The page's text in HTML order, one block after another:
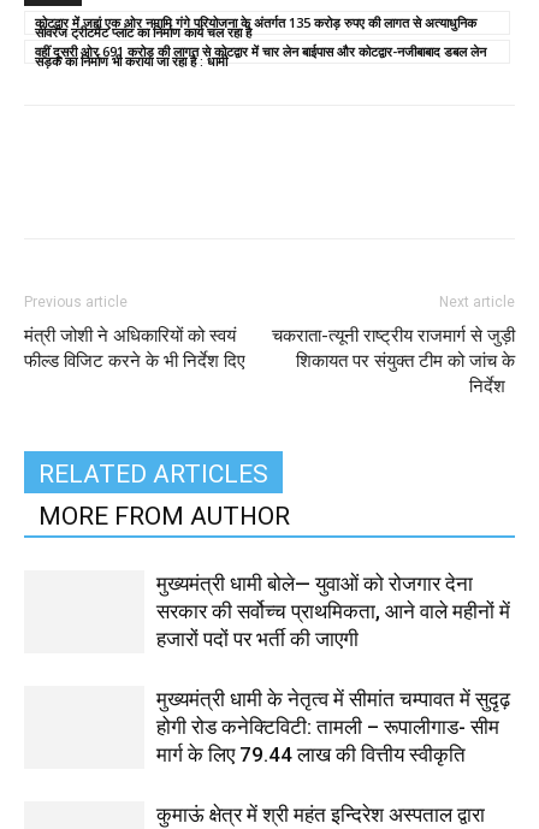
कोटद्वार में जहां एक ओर नमामि गंगे परियोजना के अंतर्गत 135 करोड़ रुपए की लागत से अत्याधुनिक
सीवरेज ट्रीटमेंट प्लांट का निर्माण कार्य चल रहा है
वहीं दूसरी ओर 691 करोड़ की लागत से कोटद्वार में चार लेन बाईपास और कोटद्वार-नजीबाबाद डबल लेन
सड़क का निर्माण भी कराया जा रहा है : धामी
Previous article
मंत्री जोशी ने अधिकारियों को स्वयं
फील्ड विजिट करने के भी निर्देश दिए
Next article
चकराता-त्यूनी राष्ट्रीय राजमार्ग से जुड़ी
शिकायत पर संयुक्त टीम को जांच के
निर्देश
RELATED ARTICLES
MORE FROM AUTHOR
मुख्यमंत्री धामी बोले— युवाओं को रोजगार देना
सरकार की सर्वोच्च प्राथमिकता, आने वाले महीनों में
हजारों पदों पर भर्ती की जाएगी
मुख्यमंत्री धामी के नेतृत्व में सीमांत चम्पावत में सुदृढ़
होगी रोड कनेक्टिविटी: तामली – रूपालीगाड- सीम
मार्ग के लिए ₹79.44 लाख की वित्तीय स्वीकृति
कुमाऊं क्षेत्र में श्री महंत इन्दिरेश अस्पताल द्वारा